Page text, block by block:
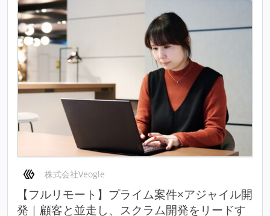
株式会社Veogle
【フルリモート】プライム案件×アジャイル開
発｜顧客と並走し、スクラム開発をリードす